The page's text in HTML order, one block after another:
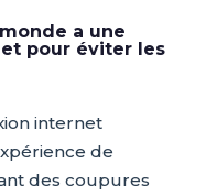
a une
pour éviter les
internet
de
des coupures